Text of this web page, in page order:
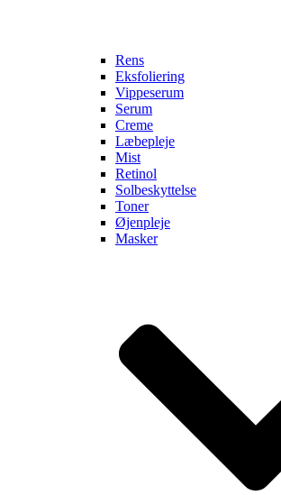
Rens
Eksfoliering
Vippeserum
Serum
Creme
Læbepleje
Mist
Retinol
Solbeskyttelse
Toner
Øjenpleje
Masker